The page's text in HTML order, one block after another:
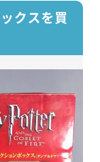
クスを買